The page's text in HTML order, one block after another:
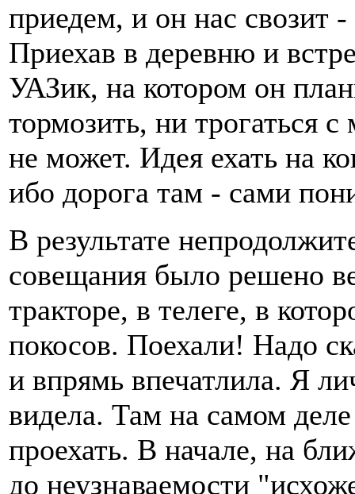
приедем, и он нас свозит
Приехав в деревню и
УАЗик, на котором он
тормозить, ни трогаться
не может. Идея ехать на
ибо дорога там - сами
В результате
совещания было решено
тракторе, в телеге, в
покосов. Поехали! Надо
и впрямь впечатлила. Я
видела. Там на самом
проехать. В начале, на
до неузнаваемости